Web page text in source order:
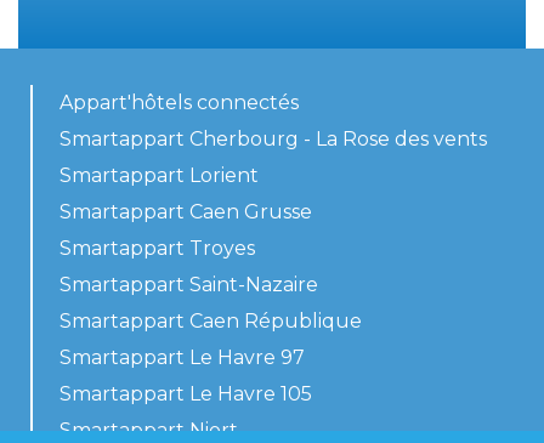
Appart'hôtels connectés
Smartappart Cherbourg - La Rose des vents
Smartappart Lorient
Smartappart Caen Grusse
Smartappart Troyes
Smartappart Saint-Nazaire
Smartappart Caen République
Smartappart Le Havre 97
Smartappart Le Havre 105
Smartappart Niort